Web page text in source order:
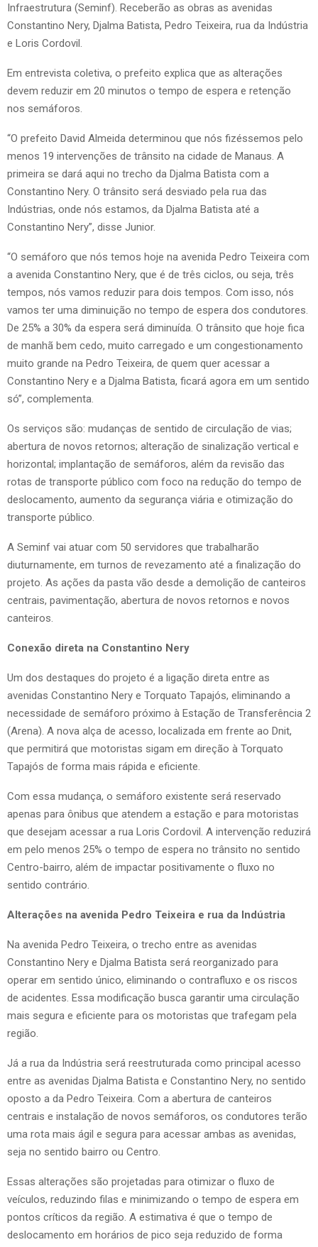
Infraestrutura (Seminf). Receberão as obras as avenidas
Constantino Nery, Djalma Batista, Pedro Teixeira, rua da Indústria
e Loris Cordovil.
Em entrevista coletiva, o prefeito explica que as alterações
devem reduzir em 20 minutos o tempo de espera e retenção
nos semáforos.
“O prefeito David Almeida determinou que nós fizéssemos pelo
menos 19 intervenções de trânsito na cidade de Manaus. A
primeira se dará aqui no trecho da Djalma Batista com a
Constantino Nery. O trânsito será desviado pela rua das
Indústrias, onde nós estamos, da Djalma Batista até a
Constantino Nery”, disse Junior.
“O semáforo que nós temos hoje na avenida Pedro Teixeira com
a avenida Constantino Nery, que é de três ciclos, ou seja, três
tempos, nós vamos reduzir para dois tempos. Com isso, nós
vamos ter uma diminuição no tempo de espera dos condutores.
De 25% a 30% da espera será diminuída. O trânsito que hoje fica
de manhã bem cedo, muito carregado e um congestionamento
muito grande na Pedro Teixeira, de quem quer acessar a
Constantino Nery e a Djalma Batista, ficará agora em um sentido
só”, complementa.
Os serviços são: mudanças de sentido de circulação de vias;
abertura de novos retornos; alteração de sinalização vertical e
horizontal; implantação de semáforos, além da revisão das
rotas de transporte público com foco na redução do tempo de
deslocamento, aumento da segurança viária e otimização do
transporte público.
A Seminf vai atuar com 50 servidores que trabalharão
diuturnamente, em turnos de revezamento até a finalização do
projeto. As ações da pasta vão desde a demolição de canteiros
centrais, pavimentação, abertura de novos retornos e novos
canteiros.
Conexão direta na Constantino Nery
Um dos destaques do projeto é a ligação direta entre as
avenidas Constantino Nery e Torquato Tapajós, eliminando a
necessidade de semáforo próximo à Estação de Transferência 2
(Arena). A nova alça de acesso, localizada em frente ao Dnit,
que permitirá que motoristas sigam em direção à Torquato
Tapajós de forma mais rápida e eficiente.
Com essa mudança, o semáforo existente será reservado
apenas para ônibus que atendem a estação e para motoristas
que desejam acessar a rua Loris Cordovil. A intervenção reduzirá
em pelo menos 25% o tempo de espera no trânsito no sentido
Centro-bairro, além de impactar positivamente o fluxo no
sentido contrário.
Alterações na avenida Pedro Teixeira e rua da Indústria
Na avenida Pedro Teixeira, o trecho entre as avenidas
Constantino Nery e Djalma Batista será reorganizado para
operar em sentido único, eliminando o contrafluxo e os riscos
de acidentes. Essa modificação busca garantir uma circulação
mais segura e eficiente para os motoristas que trafegam pela
região.
Já a rua da Indústria será reestruturada como principal acesso
entre as avenidas Djalma Batista e Constantino Nery, no sentido
oposto a da Pedro Teixeira. Com a abertura de canteiros
centrais e instalação de novos semáforos, os condutores terão
uma rota mais ágil e segura para acessar ambas as avenidas,
seja no sentido bairro ou Centro.
Essas alterações são projetadas para otimizar o fluxo de
veículos, reduzindo filas e minimizando o tempo de espera em
pontos críticos da região. A estimativa é que o tempo de
deslocamento em horários de pico seja reduzido de forma